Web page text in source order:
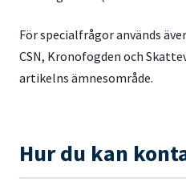
För specialfrågor används
CSN, Kronofogden och
artikelns ämnesområde.
Hur du kan